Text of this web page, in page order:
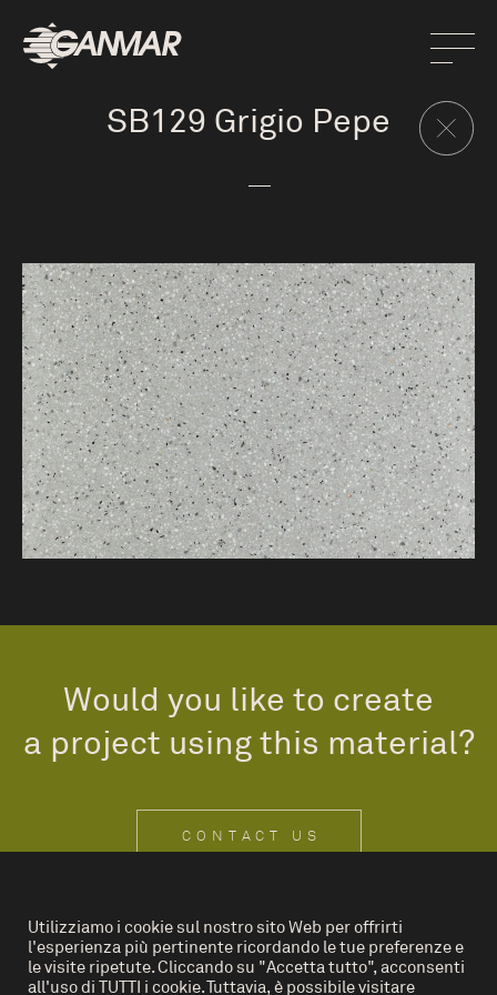
SB129 Grigio Pepe
Would you like to create
a project using this material?
CONTACT US
IT EN
Utilizziamo i cookie sul nostro sito Web per offrirti
l'esperienza più pertinente ricordando le tue preferenze e
le visite ripetute. Cliccando su "Accetta tutto", acconsenti
all'uso di TUTTI i cookie. Tuttavia, è possibile visitare